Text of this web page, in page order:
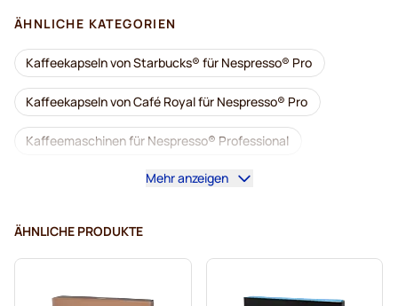
ÄHNLICHE KATEGORIEN
Kaffeekapseln von Starbucks® für Nespresso® Pro
Kaffeekapseln von Café Royal für Nespresso® Pro
Kaffeemaschinen für Nespresso® Professional
Zubehör für Nespresso® Professional
Entkalkung und Reinigung für Nespresso® Pro
Kapseln für Nespresso® Professional
Mehr anzeigen
ÄHNLICHE PRODUKTE